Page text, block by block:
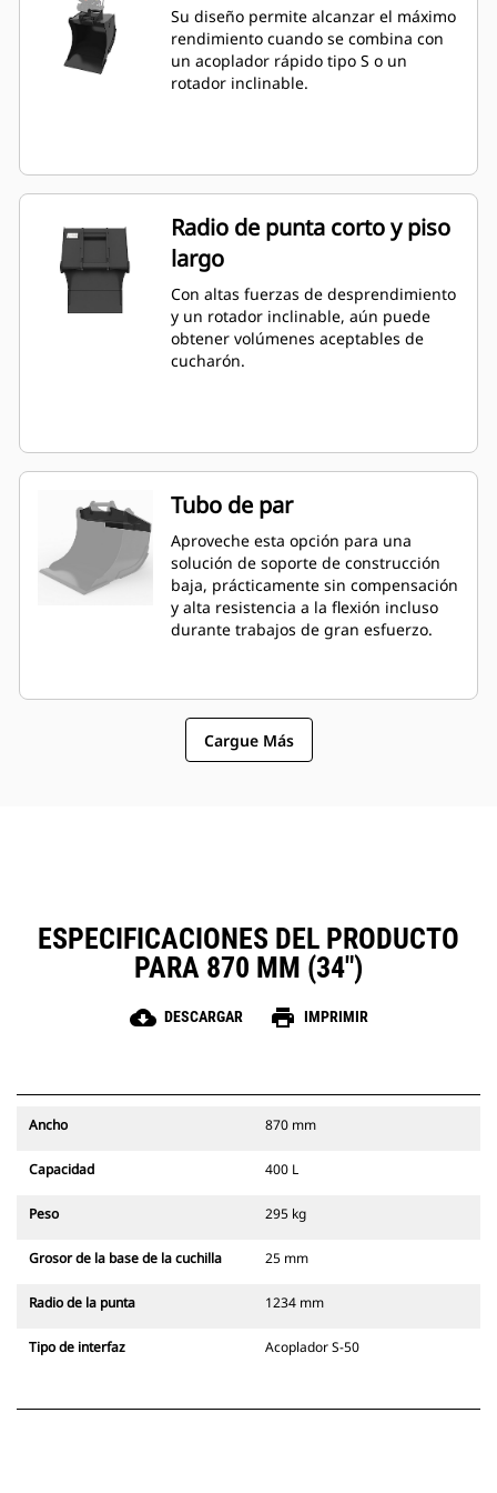
Su diseño permite alcanzar el máximo
rendimiento cuando se combina con
un acoplador rápido tipo S o un
rotador inclinable.
Radio de punta corto y piso
largo
Con altas fuerzas de desprendimiento
y un rotador inclinable, aún puede
obtener volúmenes aceptables de
cucharón.
Tubo de par
Aproveche esta opción para una
solución de soporte de construcción
baja, prácticamente sin compensación
y alta resistencia a la flexión incluso
durante trabajos de gran esfuerzo.
Cargue Más
ESPECIFICACIONES DEL PRODUCTO
PARA 870 MM (34")
cloud_download DESCARGAR print IMPRIMIR
Ancho 870 mm
Capacidad 400 L
Peso 295 kg
Grosor de la base de la cuchilla 25 mm
Radio de la punta 1234 mm
Tipo de interfaz Acoplador S-50